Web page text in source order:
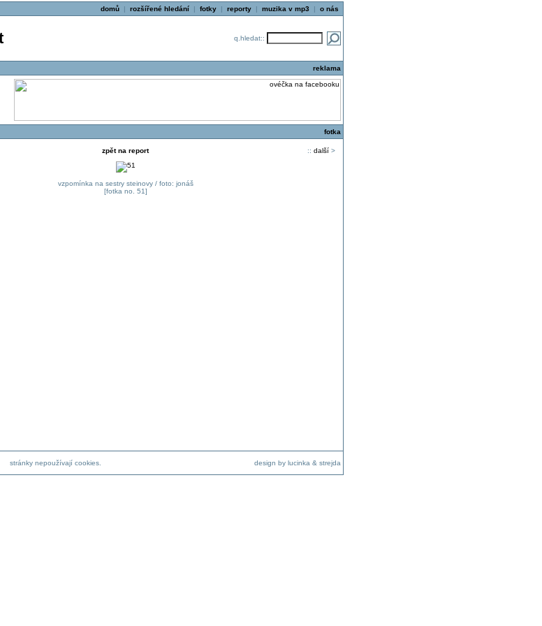
domů| rozšířené hledání| fotky| reporty| muzika v mp3 | o nás
q.hledat::
reklama
fotka
zpět na report :: další>
vzpomínka na sestry steinovy / foto: jonáš
[fotka no. 51]
stránky nepoužívají cookies. design by lucinka & strejda